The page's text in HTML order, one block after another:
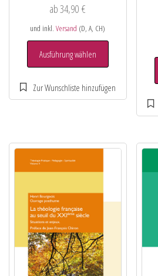
ab34,90€
und inkl.Versand (D, A, CH)
Ausführung wählen